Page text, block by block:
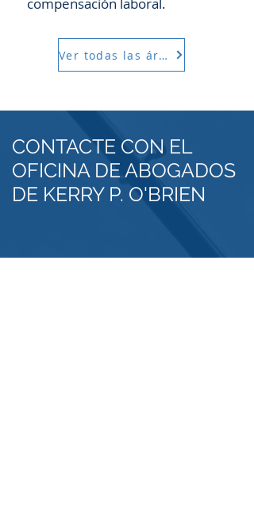
Ver todas las áreas
CONTACTE CON EL
OFICINA DE ABOGADOS
DE KERRY P. O'BRIEN